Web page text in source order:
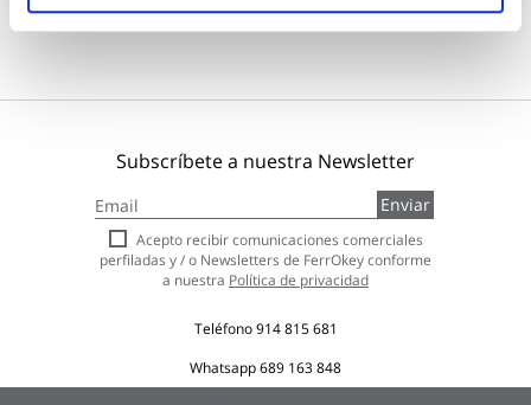
Subscríbete a nuestra Newsletter
a
nuestro
boletín
de
Enviar
Acepto recibir comunicaciones comerciales
perfiladas y / o Newsletters de FerrOkey conforme
a nuestra Política de privacidad
Teléfono914 815 681
Whatsapp689 163 848